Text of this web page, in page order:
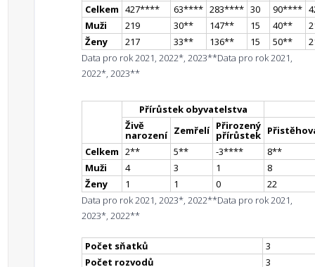
Celkem 427**** 63**** 283**** 30 90****
Muži
219 30** 147** 15 40**
Ženy
217 33** 136** 15 50**
Data pro rok 2021, 2022*, 2023**Data pro rok 2021,
2022*, 2023**
Přírůstek obyvatelstva
Živě
narození Zemřelí Přirozený
přírůstek
Celkem 2** 5** -3**** 8**
Muži
4 3 1
8
Ženy
1 1 0
22
Data pro rok 2021, 2023*, 2022**Data pro rok 2021,
2023*, 2022**
Počet sňatků
3
Počet rozvodů
3